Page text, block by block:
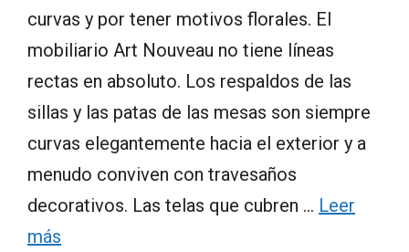
curvas y por tener motivos florales. El
mobiliario Art Nouveau no tiene líneas
rectas en absoluto. Los respaldos de las
sillas y las patas de las mesas son siempre
curvas elegantemente hacia el exterior y a
menudo conviven con travesaños
decorativos. Las telas que cubren … Leer
más